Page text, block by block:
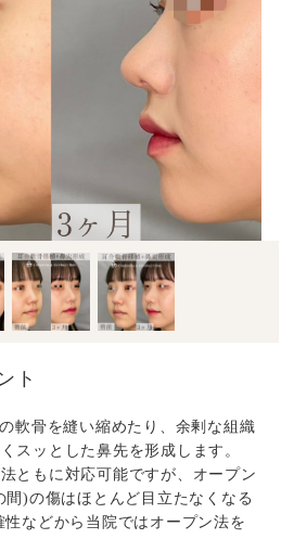
ト
軟骨を縫い縮めたり、余剰な組織
スッとした鼻先を形成します。
ともに対応可能ですが、オープン
)の傷はほとんど目立たなくなる
などから当院ではオープン法を